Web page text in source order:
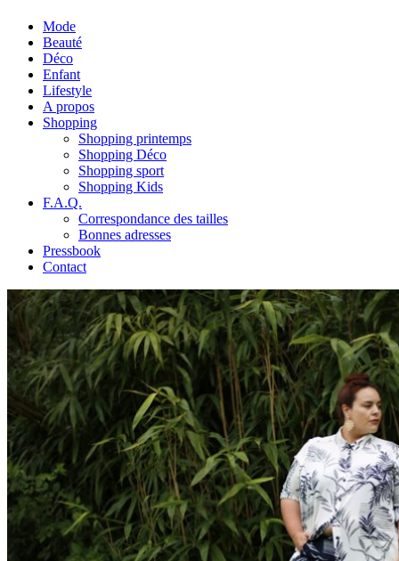
Mode
Beauté
Déco
Enfant
Lifestyle
A propos
Shopping
Shopping printemps
Shopping Déco
Shopping sport
Shopping Kids
F.A.Q.
Correspondance des tailles
Bonnes adresses
Pressbook
Contact